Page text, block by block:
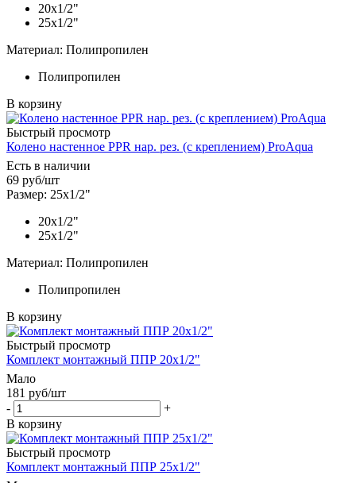
20х1/2"
25х1/2"
Материал: Полипропилен
Полипропилен
В корзину
Быстрый просмотр
Колено настенное PPR нар. рез. (с креплением) ProAqua
Есть в наличии
69 руб/шт
Размер: 25х1/2"
20х1/2"
25х1/2"
Материал: Полипропилен
Полипропилен
В корзину
Быстрый просмотр
Комплект монтажный ППР 20х1/2"
Мало
181 руб/шт
-
+
В корзину
Быстрый просмотр
Комплект монтажный ППР 25х1/2"